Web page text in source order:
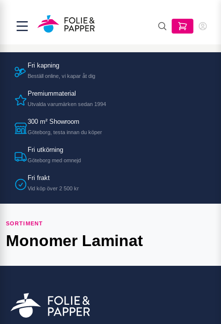
Fri kapning
Beställ online, vi kapar åt dig
Premiummaterial
Utvalda varumärken sedan 1994
300 m² Showroom
Göteborg, testa innan du köper
Fri utkörning
Göteborg med omnejd
Fri frakt
Vid köp över 2 500 kr
SORTIMENT
Monomer Laminat